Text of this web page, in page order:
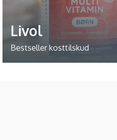
Livol
Bestseller kosttilskud